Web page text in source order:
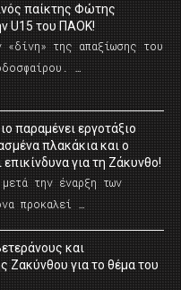
παίκτης Φώτης
U15 του ΠΑΟΚ!
«δίνη» της απαξίωσης του
…
παραμένει εργοτάξιο
πλακάκια και ο
για τη Ζάκυνθο!
την έναρξη των
προκαλεί …
και
Ζακύνθου για το θέμα του